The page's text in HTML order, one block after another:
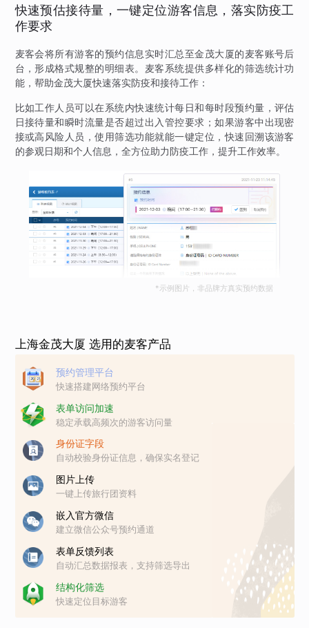
快速预估接待量，一键定位游客信息，落实防疫工
作要求
麦客会将所有游客的预约信息实时汇总至金茂大厦的麦客账号后
台，形成格式规整的明细表。麦客系统提供多样化的筛选统计功
能，帮助金茂大厦快速落实防疫和接待工作：
比如工作人员可以在系统内快速统计每日和每时段预约量，评估
日接待量和瞬时流量是否超过出入管控要求；如果游客中出现密
接或高风险人员，使用筛选功能就能一键定位，快速回溯该游客
的参观日期和个人信息，全方位助力防疫工作，提升工作效率。
*示例图片，非品牌方真实预约数据
上海金茂大厦 选用的麦客产品
预约管理平台
快速搭建网络预约平台
表单访问加速
稳定承载高频次的游客访问量
身份证字段
自动校验身份证信息，确保实名登记
图片上传
一键上传旅行团资料
嵌入官方微信
建立微信公众号预约通道
表单反馈列表
自动汇总数据报表，支持筛选导出
结构化筛选
快速定位目标游客